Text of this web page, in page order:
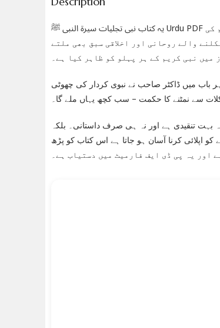
یہ کتاب نبی تجلیات سیرۃ النبی ﷺ Urdu PDF ڈاکٹر عبدالغفار کی لکھی ہوئی ایک بہترین تصنیف ہے جو رسول اللہ صلی اللہ علیہ وسلم کی
والے روحانی اور اخلاقی سبق بھی ملتے
نبی کریم کے ہر پہلو کو ظاہر کیا ہے۔
باب میں ڈاکٹر صاحب نے نبوی کردار کی چھوٹی
سے نمٹنے کا حکمت – سب کچھ یہاں ملے گا۔
بہت تنقیدی ہے اور نہ ہی صرف داستانی۔ بلکہ
اپلائی کرنا آسان ہو جاتا ہے اس کتاب کو پڑھ